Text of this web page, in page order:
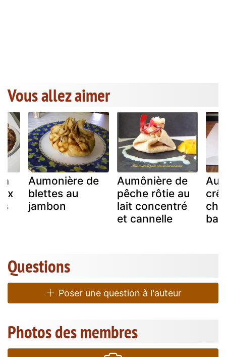
Vous allez aimer
à
Aumonière de
blettes au
jambon
Aumônière de
pêche rôtie au
lait concentré
et cannelle
Questions
Poser une question à l'auteur
Photos des membres